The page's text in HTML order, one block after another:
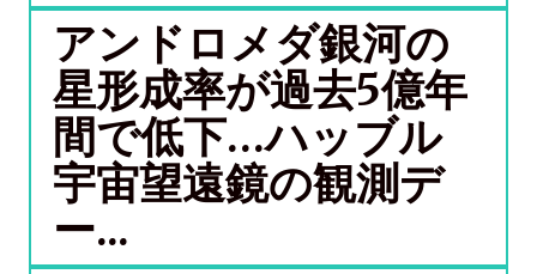
アンドロメダ銀河の
星形成率が過去5億年
間で低下…ハッブル
宇宙望遠鏡の観測デ
ー...